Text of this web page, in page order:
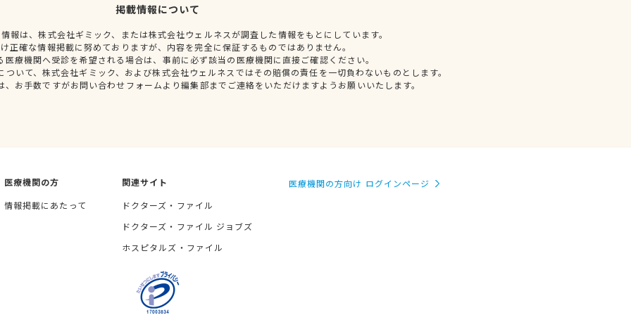
掲載情報について
報は、株式会社ギミック、または株式会社ウェルネスが調査した情報をもとにしています。
正確な情報掲載に努めておりますが、内容を完全に保証するものではありません。
医療機関へ受診を希望される場合は、事前に必ず該当の医療機関に直接ご確認ください。
いて、株式会社ギミック、および株式会社ウェルネスではその賠償の責任を一切負わないものとします。
お手数ですがお問い合わせフォームより編集部までご連絡をいただけますようお願いいたします。
医療機関の方
情報掲載にあたって
関連サイト
ドクターズ・ファイル
ドクターズ・ファイル ジョブズ
ホスピタルズ・ファイル
医療機関の方向け ログインページ